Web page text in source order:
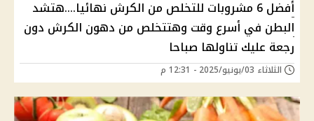
أفضل 6 مشروبات للتخلص من الكرش نهائيا....هتشد
البطن في أسرع وقت وهتتخلص من دهون الكرش دون
رجعة عليك تناولها صباحا
الثلاثاء 03/يونيو/2025 - 12:31 م